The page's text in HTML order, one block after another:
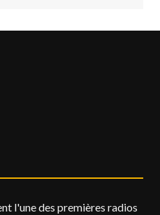
l'une des premières radios